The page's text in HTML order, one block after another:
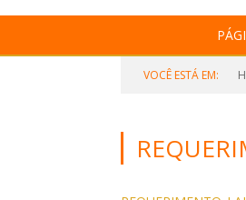
VOCÊ ESTÁ EM: